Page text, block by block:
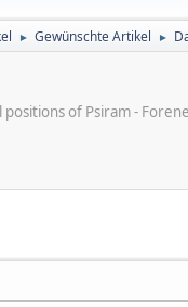
► Gewünschte Artikel ►
of Psiram -